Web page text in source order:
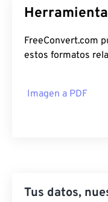
FreeConvert.com
estos formatos
Imagen a PDF
Tus datos,